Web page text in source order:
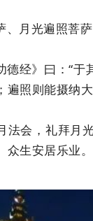
月光遍照菩
德经》曰：“
照则能摄纳
法会， 礼拜月
众生安居乐业。